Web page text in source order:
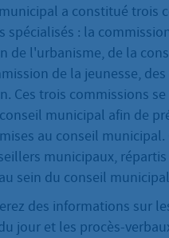
a constitué trois
spécialisés : la
de l'urbanisme, de la
de la jeunesse,
Ces trois commissions
municipal afin de
au conseil
municipaux,
sein du conseil
des informations sur
jour et les procès-